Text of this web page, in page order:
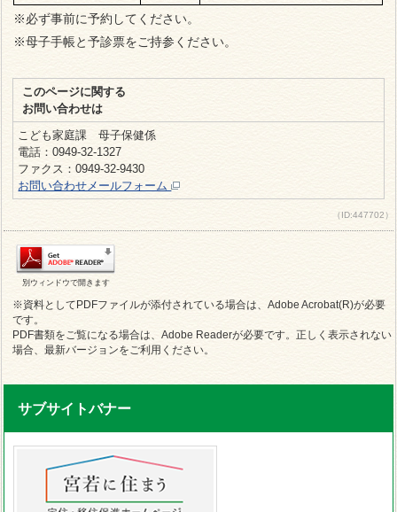
※必ず事前に予約してください。
※母子手帳と予診票をご持参ください。
このページに関する
お問い合わせは
こども家庭課 母子保健係
電話：0949-32-1327
ファクス：0949-32-9430
お問い合わせメールフォーム
（ID:447702）
別ウィンドウで開きます
※資料としてPDFファイルが添付されている場合は、Adobe Acrobat(R)が必要
です。
PDF書類をご覧になる場合は、Adobe Readerが必要です。正しく表示されない
場合、最新バージョンをご利用ください。
サブサイトバナー